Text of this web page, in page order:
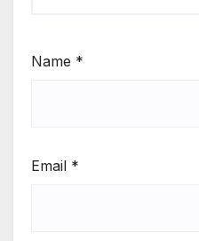
Name *
Email *